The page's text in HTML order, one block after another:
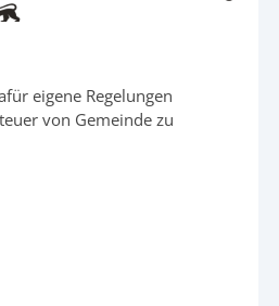
eigene Regelungen
von Gemeinde zu